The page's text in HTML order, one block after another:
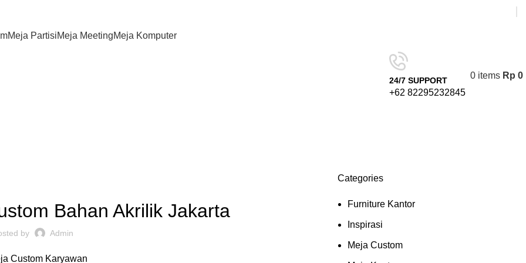
Meja PartisiMeja MeetingMeja Komputer
24/7 SUPPORT
+62 82295232845
0 items Rp 0
Bahan Akrilik Jakarta
by Admin
Categories
Furniture Kantor
Inspirasi
Meja Custom